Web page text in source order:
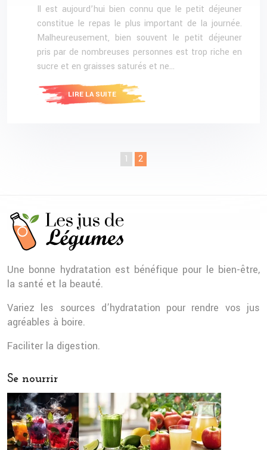
Il est aujourd’hui bien connu que le petit déjeuner
constitue le repas le plus important de la journée.
Malheureusement, bien souvent le petit déjeuner
pris par de nombreuses personnes est trop riche en
sucre et en graisses saturés et ne…
LIRE LA SUITE
1 2
Une bonne hydratation est bénéfique pour le bien-être,
la santé et la beauté.
Variez les sources d’hydratation pour rendre vos jus
agréables à boire.
Faciliter la digestion.
Se nourrir